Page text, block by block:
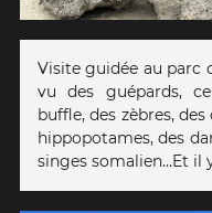
Visite guidée au parc
vu des guépards,
buffle, des zèbres,
hippopotames, des
singes somalien…Et il